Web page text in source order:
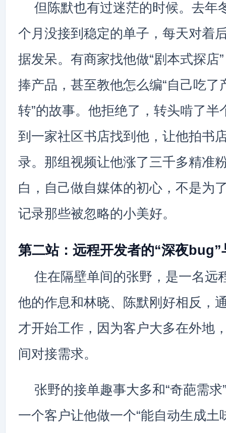
但陈默也有过迷茫的时候。去年
个月没接到稳定的单子，每天对着
据发呆。有商家找他做“剧本式探店
捧产品，甚至教他怎么编“自己吃了
转”的故事。他拒绝了，转头啃了半
到一家社区书店找到他，让他拍书
录。那组视频让他涨了三千多精准
白，自己做自媒体的初心，不是为
记录那些被忽略的小美好。
第二站：远程开发者的“深夜bug”
住在隔壁单间的张野，是一名远
他的作息和林晓、陈默刚好相反，
才开始工作，因为客户大多在外地
间对接需求。
张野的接单趣事大多和“奇葩需
一个客户让他做一个“能自动生成土